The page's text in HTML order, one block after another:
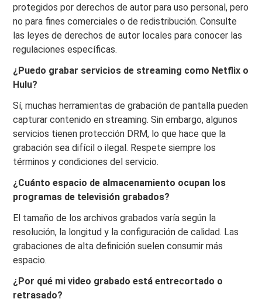
protegidos por derechos de autor para uso personal, pero
no para fines comerciales o de redistribución. Consulte
las leyes de derechos de autor locales para conocer las
regulaciones específicas.
¿Puedo grabar servicios de streaming como Netflix o
Hulu?
Sí, muchas herramientas de grabación de pantalla pueden
capturar contenido en streaming. Sin embargo, algunos
servicios tienen protección DRM, lo que hace que la
grabación sea difícil o ilegal. Respete siempre los
términos y condiciones del servicio.
¿Cuánto espacio de almacenamiento ocupan los
programas de televisión grabados?
El tamaño de los archivos grabados varía según la
resolución, la longitud y la configuración de calidad. Las
grabaciones de alta definición suelen consumir más
espacio.
¿Por qué mi video grabado está entrecortado o
retrasado?